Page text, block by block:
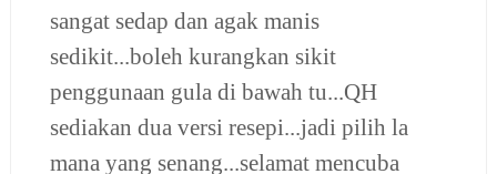
sangat sedap dan agak manis
sedikit...boleh kurangkan sikit
penggunaan gula di bawah tu...QH
sediakan dua versi resepi...jadi pilih la
mana yang senang...selamat mencuba